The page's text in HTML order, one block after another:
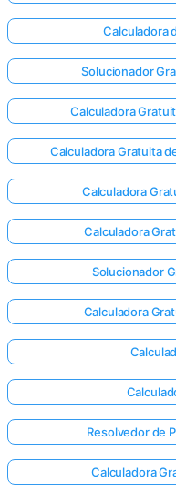
Calculadora
Solucionador
Calculadora
Calculadora Gratuita
Calculadora
Calculadora
Solucionador
Calculadora
Resolvedor de
Calculadora